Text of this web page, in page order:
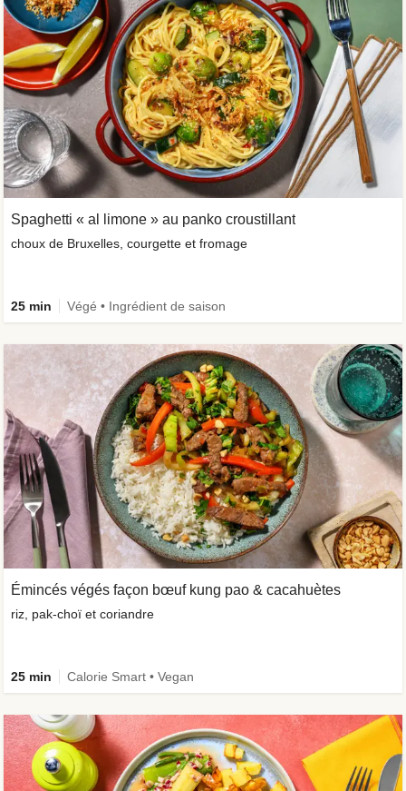
Spaghetti « al limone » au panko croustillant
choux de Bruxelles, courgette et fromage
25 min Végé • Ingrédient de saison
Émincés végés façon bœuf kung pao & cacahuètes
riz, pak-choï et coriandre
25 min Calorie Smart • Vegan